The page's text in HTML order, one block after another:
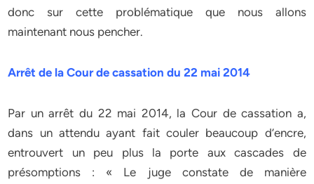
donc sur cette problématique que nous allons
maintenant nous pencher.
Arrêt de la Cour de cassation du 22 mai 2014
Par un arrêt du 22 mai 2014, la Cour de cassation a,
dans un attendu ayant fait couler beaucoup d’encre,
entrouvert un peu plus la porte aux cascades de
présomptions : « Le juge constate de manière